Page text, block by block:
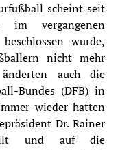
scheint seit
im vergangenen
wurde,
nicht mehr
auch die
Bundes (DFB) in
wieder hatten
Dr. Rainer
und auf die